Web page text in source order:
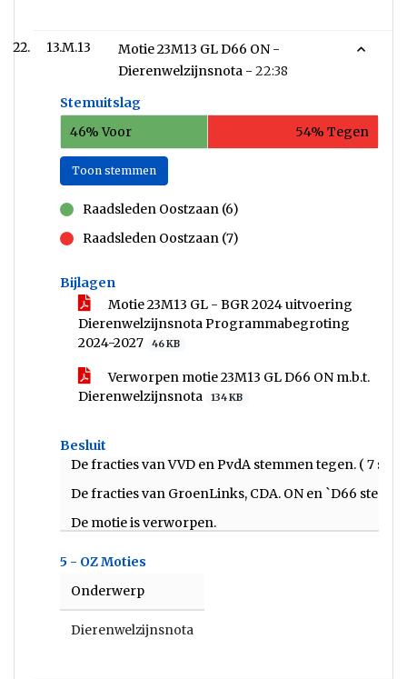
13.M.13
Motie 23M13 GL D66 ON -
Dierenwelzijnsnota - 22:38
Stemuitslag
46% Voor
54% Tegen
Toon stemmen
Raadsleden Oostzaan (6)
Raadsleden Oostzaan (7)
Bijlagen
Motie 23M13 GL - BGR 2024 uitvoering
Dierenwelzijnsnota Programmabegroting
2024-2027
46 KB
Verworpen motie 23M13 GL D66 ON m.b.t.
Dierenwelzijnsnota
134 KB
Besluit
De fracties van VVD en PvdA stemmen tegen. ( 7
De fracties van GroenLinks, CDA. ON en `D66
De motie is verworpen.
5 - OZ Moties
Onderwerp
Dierenwelzijnsnota